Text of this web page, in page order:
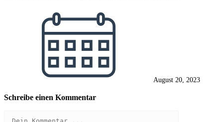
August 20, 2023
Schreibe einen Kommentar